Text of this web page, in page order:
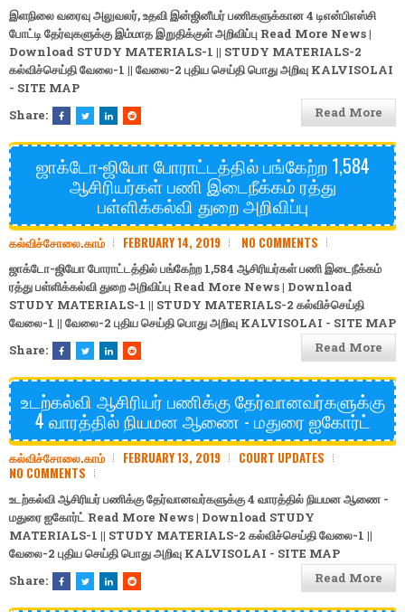
இளநிலை வரைவு அலுவலர், உதவி இன்ஜினீயர் பணிகளுக்கான 4 டிஎன்பிஎஸ்சி
போட்டி தேர்வுகளுக்கு இம்மாத இறுதிக்குள் அறிவிப்பு Read More News |
Download STUDY MATERIALS-1 || STUDY MATERIALS-2
கல்விச்செய்திவேலை-1 || வேலை-2 புதிய செய்திபொது அறிவு KALVISOLAI
- SITE MAP
Share:
Read More
ஜாக்டோ-ஜியோ போராட்டத்தில் பங்கேற்ற 1,584
ஆசிரியர்கள் பணி இடைநீக்கம் ரத்து
பள்ளிக்கல்வி துறை அறிவிப்பு
கல்விச்சோலை.காம் FEBRUARY 14, 2019 NO COMMENTS
ஜாக்டோ-ஜியோ போராட்டத்தில் பங்கேற்ற 1,584 ஆசிரியர்கள் பணி இடைநீக்கம்
ரத்து பள்ளிக்கல்வி துறை அறிவிப்பு Read More News | Download
STUDY MATERIALS-1 || STUDY MATERIALS-2 கல்விச்செய்தி
வேலை-1 || வேலை-2 புதிய செய்திபொது அறிவு KALVISOLAI - SITE MAP
Share:
Read More
உடற்கல்வி ஆசிரியர் பணிக்கு தேர்வானவர்களுக்கு
4 வாரத்தில் நியமன ஆணை - மதுரை ஐகோர்ட்
கல்விச்சோலை.காம் FEBRUARY 13, 2019
COURT UPDATES
NO COMMENTS
உடற்கல்வி ஆசிரியர் பணிக்கு தேர்வானவர்களுக்கு 4 வாரத்தில் நியமன ஆணை -
மதுரை ஐகோர்ட் Read More News | Download STUDY
MATERIALS-1 || STUDY MATERIALS-2 கல்விச்செய்திவேலை-1 ||
வேலை-2 புதிய செய்திபொது அறிவு KALVISOLAI - SITE MAP
Share:
Read More